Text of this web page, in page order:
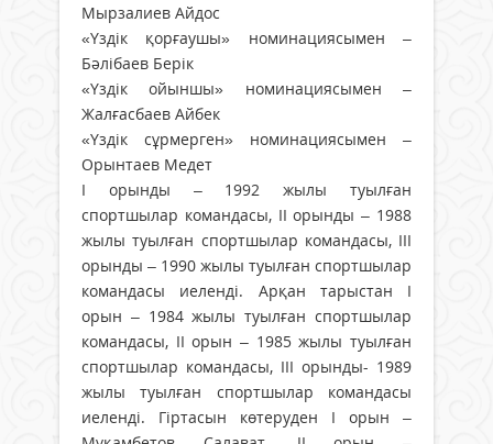
Мырзалиев Айдос
«Үздік қорғаушы» номинациясымен –
Бәлібаев Берік
«Үздік ойыншы» номинациясымен –
Жалғасбаев Айбек
«Үздік сұрмерген» номинациясымен –
Орынтаев Медет
І орынды – 1992 жылы туылған
спортшылар командасы, ІІ орынды – 1988
жылы туылған спортшылар командасы, ІІІ
орынды – 1990 жылы туылған спортшылар
командасы иеленді. Арқан тарыстан І
орын – 1984 жылы туылған спортшылар
командасы, ІІ орын – 1985 жылы туылған
спортшылар командасы, ІІІ орынды- 1989
жылы туылған спортшылар командасы
иеленді. Гіртасын көтеруден І орын –